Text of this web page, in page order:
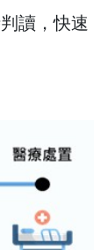
讀，快速